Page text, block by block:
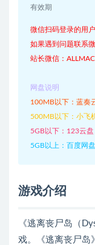
有效期
微信扫码登录的用
如果遇到问题联系
站长微信：
网盘说明
100MB以下：蓝奏
500MB以下：小飞
5GB以下：123云盘
5GB以上：百度网盘
游戏介绍
《逃离丧尸岛（
戏。《逃离丧尸岛